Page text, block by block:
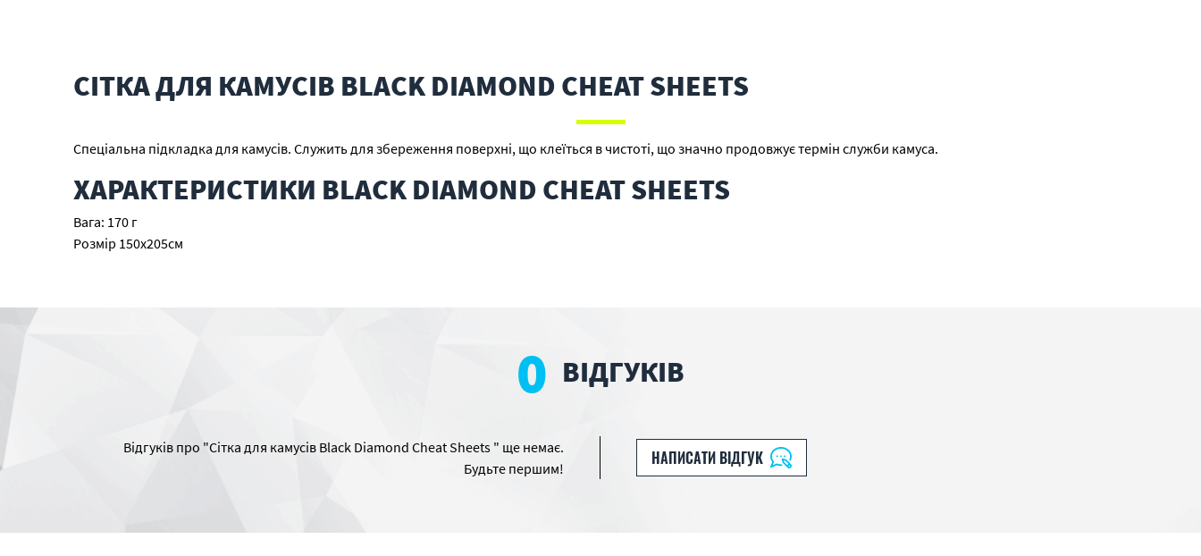
СІТКА ДЛЯ КАМУСІВ BLACK DIAMOND CHEAT SHEETS
Спеціальна підкладка для камусів. Служить для збереження поверхні, що клеїться в чистоті, що значно продовжує термін служби камуса.
ХАРАКТЕРИСТИКИ BLACK DIAMOND CHEAT SHEETS
Вага: 170 г
Розмір 150х205см
0 ВІДГУКІВ
Відгуків про "Сітка для камусів Black Diamond Cheat Sheets " ще немає.
Будьте першим!
НАПИСАТИ ВІДГУК